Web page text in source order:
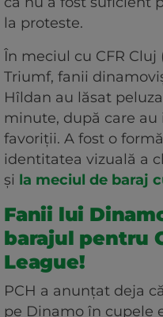
la proteste.
În meciul cu CFR
Triumf, fanii
Hîldan au lăsat
minute, după care
favoriții. A fost o
identitatea vizuală a
și la meciul de baraj
Fanii lui
barajul pentru
League!
PCH a anunțat deja
pe Dinamo în cupele